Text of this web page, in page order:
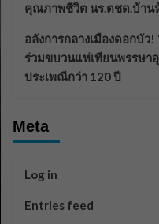
คุณภาพชีวิต นร.ตชด.บ้าน
อลังการกลางเมืองดอกบัว!
ร่วมขบวนแห่เทียนพรรษา
ประเพณีกว่า 120 ปี
Meta
Log in
Entries feed